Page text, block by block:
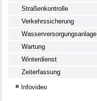
Straßenkontrolle
Verkehrssicherung
Wasserversorgungsanlage
Wartung
Winterdienst
Zeiterfassung
Infovideo